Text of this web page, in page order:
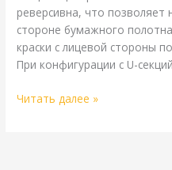
реверсивна, что позволяет
стороне бумажного
краски с лицевой стороны
При конфигурации с U-
Читать далее »